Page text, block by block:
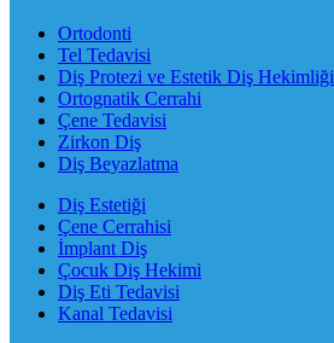
Ortodonti
Tel Tedavisi
Diş Protezi ve Estetik Diş Hekimliği
Ortognatik Cerrahi
Çene Tedavisi
Zirkon Diş
Diş Beyazlatma
Diş Estetiği
Çene Cerrahisi
İmplant Diş
Çocuk Diş Hekimi
Diş Eti Tedavisi
Kanal Tedavisi